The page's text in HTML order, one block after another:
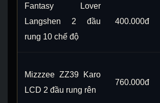
Fantasy Lover
Langshen 2 đầu
rung 10 chế độ
400.000đ
Mizzzee ZZ39 Karo
LCD 2 đầu rung rên
760.000đ